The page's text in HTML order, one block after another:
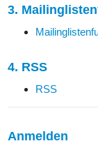
3.
4. RSS
RSS
Anmelden